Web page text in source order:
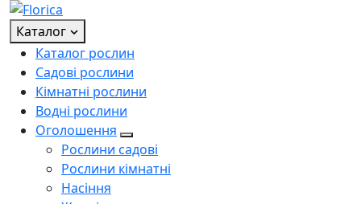
Каталог
Каталог рослин
Садові рослини
Кімнатні рослини
Водні рослини
Оголошення
Рослини садові
Рослини кімнатні
Насіння